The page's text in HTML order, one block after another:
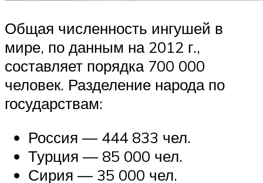
Общая численность ингушей в
мире, по данным на 2012 г.,
составляет порядка 700 000
человек. Разделение народа по
государствам:
Россия — 444 833 чел.
Турция — 85 000 чел.
Сирия — 35 000 чел.